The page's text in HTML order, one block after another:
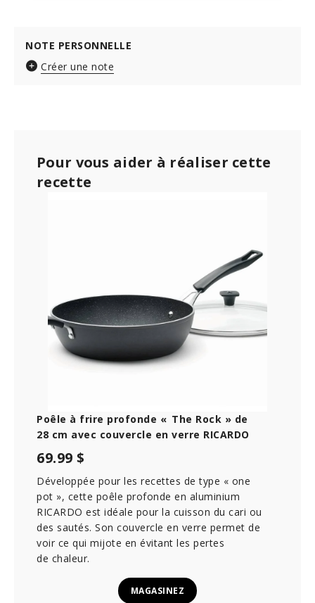
NOTE PERSONNELLE
Créer une note
Pour vous aider à réaliser cette
recette
Poêle à frire profonde « The Rock » de
28 cm avec couvercle en verre RICARDO
69.99 $
Développée pour les recettes de type « one
pot », cette poêle profonde en aluminium
RICARDO est idéale pour la cuisson du cari ou
des sautés. Son couvercle en verre permet de
voir ce qui mijote en évitant les pertes
de chaleur.
MAGASINEZ